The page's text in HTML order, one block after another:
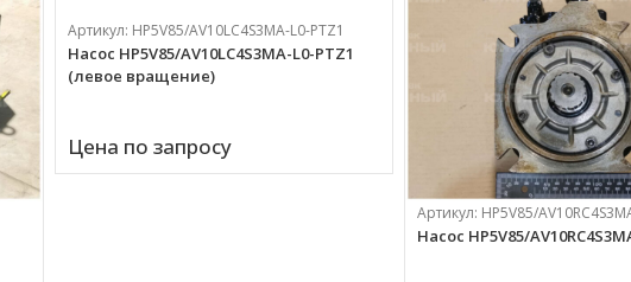
Артикул: HP5V85/AV10LC4S3MA-L0-PTZ1
Насос HP5V85/AV10LC4S3MA-L0-PTZ1
(левое вращение)
Цена по запросу
Артикул: HP5V85/
Насос HP5V85/